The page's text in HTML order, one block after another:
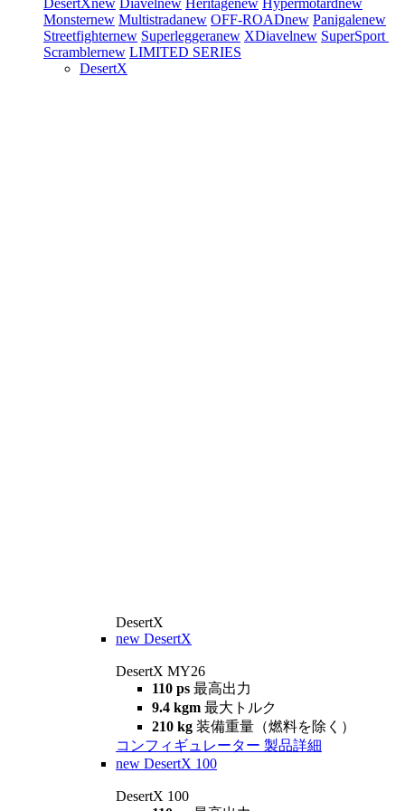
DesertXnew Diavelnew Heritagenew Hypermotardnew
Monsternew Multistradanew OFF-ROADnew Panigalenew
Streetfighternew Superleggeranew XDiavelnew SuperSport
Scramblernew LIMITED SERIES
DesertX
DesertX
new DesertX
DesertX MY26
110 ps 最高出力
9.4 kgm 最大トルク
210 kg 装備重量（燃料を除く）
コンフィギュレーター 製品詳細
new DesertX 100
DesertX 100